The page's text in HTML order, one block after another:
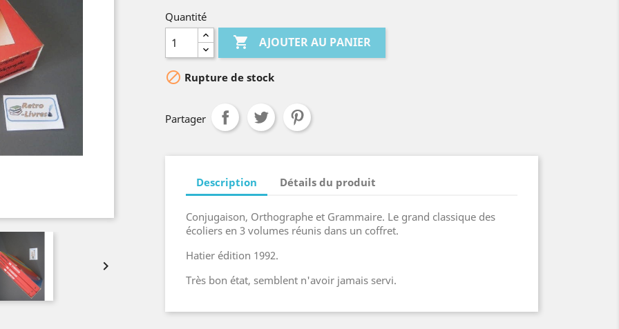

Quantité
 AJOUTER AU PANIER
 Rupture de stock
Partager
Description Détails du produit
Conjugaison, Orthographe et Grammaire. Le grand classique des
écoliers en 3 volumes réunis dans un coffret.
Hatier édition 1992.
Très bon état, semblent n'avoir jamais servi.